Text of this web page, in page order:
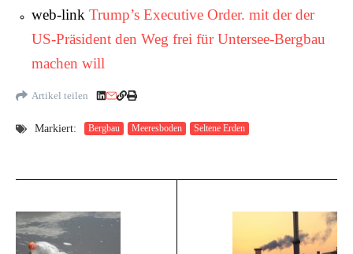
web-link Trump’s Executive Order. mit der der
US-Präsident den Weg frei für Untersee-Bergbau
machen will
Artikel teilen
Markiert: Bergbau Meeresboden Seltene Erden